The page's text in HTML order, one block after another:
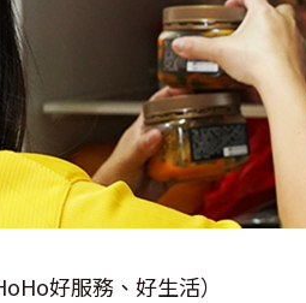
好服務、好生活）